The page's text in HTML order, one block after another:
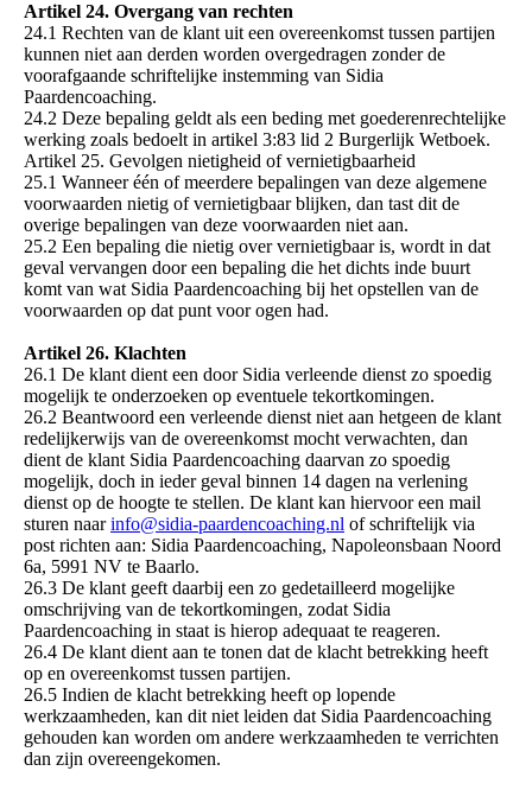
Artikel 24. Overgang van rechten
24.1 Rechten van de klant uit een overeenkomst tussen partijen
kunnen niet aan derden worden overgedragen zonder de
voorafgaande schriftelijke instemming van Sidia
Paardencoaching.
24.2 Deze bepaling geldt als een beding met goederenrechtelijke
werking zoals bedoelt in artikel 3:83 lid 2 Burgerlijk Wetboek.
Artikel 25. Gevolgen nietigheid of vernietigbaarheid
25.1 Wanneer één of meerdere bepalingen van deze algemene
voorwaarden nietig of vernietigbaar blijken, dan tast dit de
overige bepalingen van deze voorwaarden niet aan.
25.2 Een bepaling die nietig over vernietigbaar is, wordt in dat
geval vervangen door een bepaling die het dichts inde buurt
komt van wat Sidia Paardencoaching bij het opstellen van de
voorwaarden op dat punt voor ogen had.
Artikel 26. Klachten
26.1 De klant dient een door Sidia verleende dienst zo spoedig
mogelijk te onderzoeken op eventuele tekortkomingen.
26.2 Beantwoord een verleende dienst niet aan hetgeen de klant
redelijkerwijs van de overeenkomst mocht verwachten, dan
dient de klant Sidia Paardencoaching daarvan zo spoedig
mogelijk, doch in ieder geval binnen 14 dagen na verlening
dienst op de hoogte te stellen. De klant kan hiervoor een mail
sturen naarinfo@sidia-paardencoaching.nl of schriftelijk via
post richten aan: Sidia Paardencoaching, Napoleonsbaan Noord
6a, 5991 NV te Baarlo.
26.3 De klant geeft daarbij een zo gedetailleerd mogelijke
omschrijving van de tekortkomingen, zodat Sidia
Paardencoaching in staat is hierop adequaat te reageren.
26.4 De klant dient aan te tonen dat de klacht betrekking heeft
op en overeenkomst tussen partijen.
26.5 Indien de klacht betrekking heeft op lopende
werkzaamheden, kan dit niet leiden dat Sidia Paardencoaching
gehouden kan worden om andere werkzaamheden te verrichten
dan zijn overeengekomen.